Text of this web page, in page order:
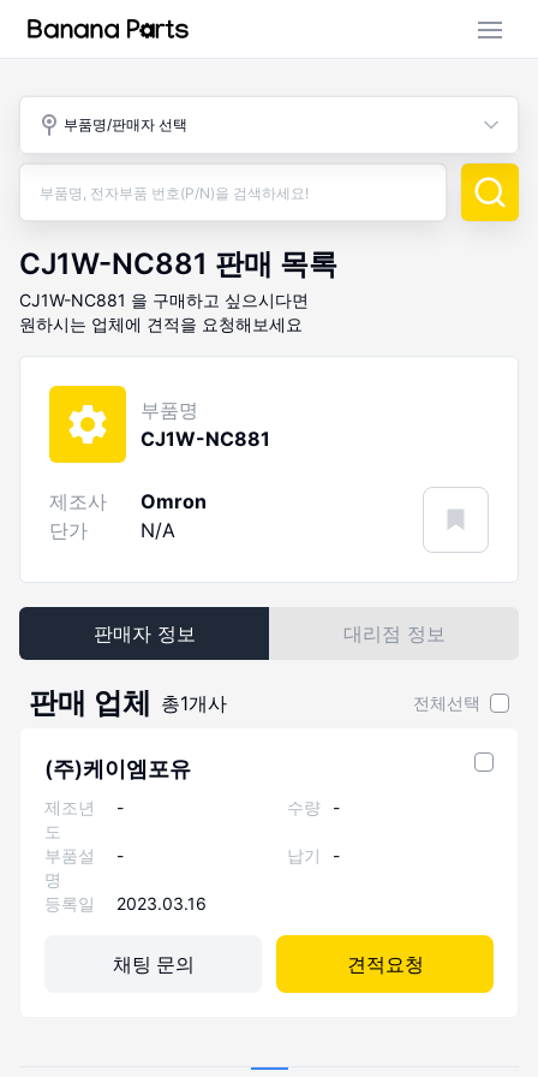
부품명/판매자 선택
CJ1W-NC881 판매 목록
CJ1W-NC881 을 구매하고 싶으시다면
원하시는 업체에 견적을 요청해보세요
부품명
CJ1W-NC881
제조사
Omron
단가
N/A
판매자 정보 대리점 정보
판매 업체 총1개사 전체선택
(주)케이엠포유
제조년
도
- 수량 -
부품설
명
- 납기 -
등록일 2023.03.16
채팅 문의 견적요청